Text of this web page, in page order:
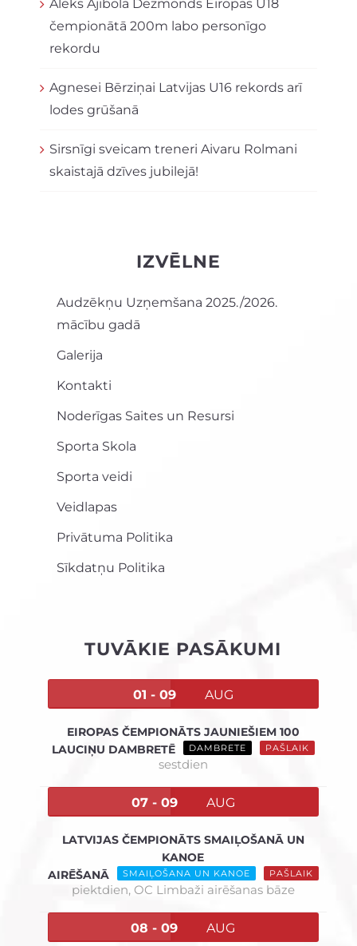
Aleks Ajibola Dezmonds Eiropas U18
čempionātā 200m labo personīgo
rekordu
Agnesei Bērziņai Latvijas U16 rekords arī
lodes grūšanā
Sirsnīgi sveicam treneri Aivaru Rolmani
skaistajā dzīves jubilejā!
IZVĒLNE
Audzēkņu Uzņemšana 2025./2026.
mācību gadā
Galerija
Kontakti
Noderīgas Saites un Resursi
Sporta Skola
Sporta veidi
Veidlapas
Privātuma Politika
Sīkdatņu Politika
TUVĀKIE PASĀKUMI
01 - 09 AUG
EIROPAS ČEMPIONĀTS JAUNIEŠIEM 100
LAUCIŅU DAMBRETĒ
DAMBRETE PAŠLAIK
sestdien
07 - 09 AUG
LATVIJAS ČEMPIONĀTS SMAIĻOŠANĀ UN
KANOE
AIRĒŠANĀ
SMAIĻOŠANA UN KANOE PAŠLAIK
piektdien, OC Limbaži airēšanas bāze
08 - 09 AUG